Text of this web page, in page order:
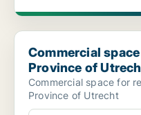
Commercial space in De
Commercial
Province of
Commercial space for
Province of Utrecht